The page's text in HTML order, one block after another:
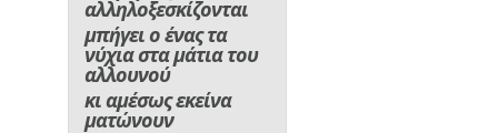
αλληλοξεσκίζονται
μπήγει ο ένας τα
νύχια στα μάτια του
αλλουνού
κι αμέσως εκείνα
ματώνουν